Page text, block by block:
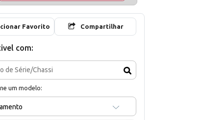
Favorito Compartilhar
com:
um modelo: